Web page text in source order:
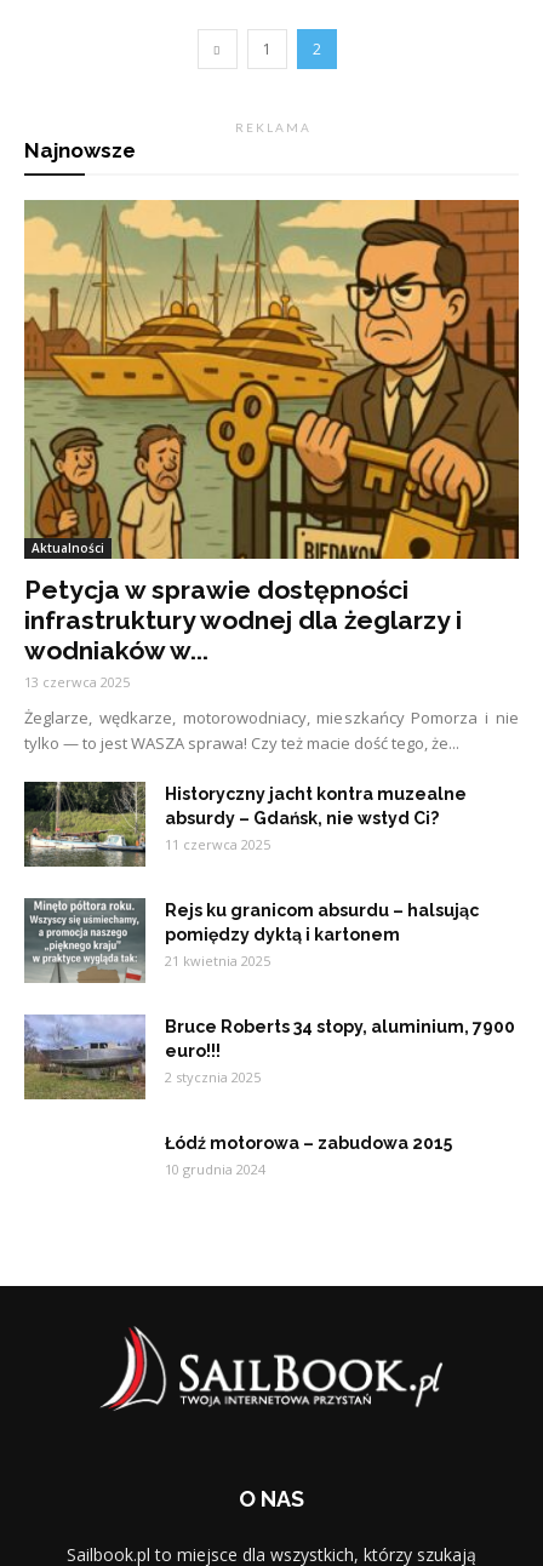
1 2
R E K L A M A
Najnowsze
Aktualności
Petycja w sprawie dostępności
infrastruktury wodnej dla żeglarzy i
wodniaków w...
13 czerwca 2025
Żeglarze, wędkarze, motorowodniacy, mieszkańcy Pomorza i nie
tylko — to jest WASZA sprawa! Czy też macie dość tego, że...
Historyczny jacht kontra muzealne
absurdy – Gdańsk, nie wstyd Ci?
11 czerwca 2025
Rejs ku granicom absurdu – halsując
pomiędzy dyktą i kartonem
21 kwietnia 2025
Bruce Roberts 34 stopy, aluminium, 7900
euro!!!
2 stycznia 2025
Łódź motorowa – zabudowa 2015
10 grudnia 2024
O NAS
Sailbook.pl to miejsce dla wszystkich, którzy szukają